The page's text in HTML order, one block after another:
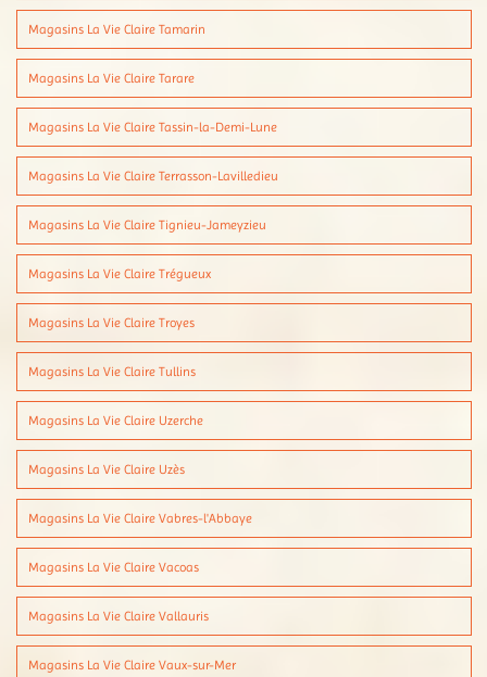
Magasins La Vie Claire Tamarin
Magasins La Vie Claire Tarare
Magasins La Vie Claire Tassin-la-Demi-Lune
Magasins La Vie Claire Terrasson-Lavilledieu
Magasins La Vie Claire Tignieu-Jameyzieu
Magasins La Vie Claire Trégueux
Magasins La Vie Claire Troyes
Magasins La Vie Claire Tullins
Magasins La Vie Claire Uzerche
Magasins La Vie Claire Uzès
Magasins La Vie Claire Vabres-l'Abbaye
Magasins La Vie Claire Vacoas
Magasins La Vie Claire Vallauris
Magasins La Vie Claire Vaux-sur-Mer